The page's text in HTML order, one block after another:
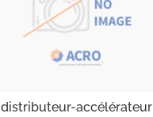
distributeur-accélérateur